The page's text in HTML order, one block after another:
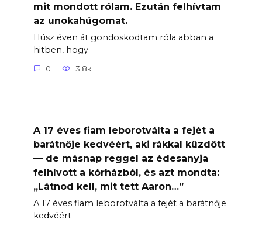
mit mondott rólam. Ezután felhívtam
az unokahúgomat.
Húsz éven át gondoskodtam róla abban a
hitben, hogy
0 3.8к.
A 17 éves fiam leborotválta a fejét a
barátnője kedvéért, aki rákkal küzdött
— de másnap reggel az édesanyja
felhívott a kórházból, és azt mondta:
„Látnod kell, mit tett Aaron…”
A 17 éves fiam leborotválta a fejét a barátnője
kedvéért